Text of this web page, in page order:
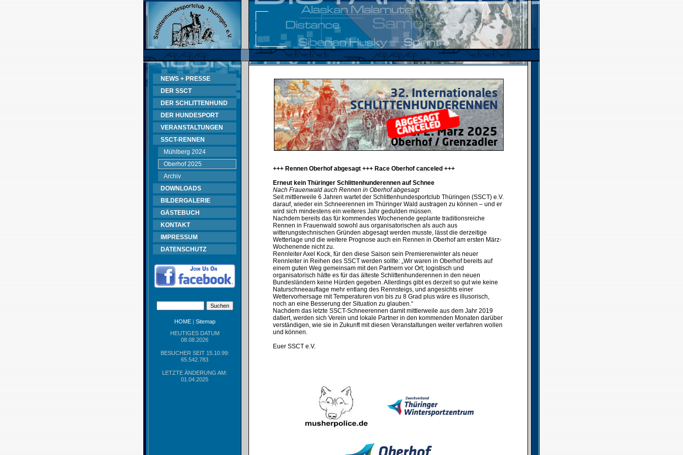
NEWS + PRESSE
DER SSCT
DER SCHLITTENHUND
DER HUNDESPORT
VERANSTALTUNGEN
SSCT-RENNEN
Mühlberg 2024
Oberhof 2025
Archiv
DOWNLOADS
BILDERGALERIE
GÄSTEBUCH
KONTAKT
IMPRESSUM
DATENSCHUTZ
HOME| Sitemap
HEUTIGES DATUM
08.08.2026
BESUCHER SEIT 15.10.99:
65.542.783
LETZTE ÄNDERUNG AM:
01.04.2025
+++ Rennen Oberhof abgesagt +++ Race Oberhof canceled +++
Erneut kein Thüringer Schlittenhunderennen auf Schnee
Nach Frauenwald auch Rennen in Oberhof abgesagt
Seit mittlerweile 6 Jahren wartet der Schlittenhundesportclub Thüringen (SSCT) e.V.
darauf, wieder ein Schneerennen im Thüringer Wald austragen zu können – und er
wird sich mindestens ein weiteres Jahr gedulden müssen.⁣
Nachdem bereits das für kommendes Wochenende geplante traditionsreiche
Rennen in Frauenwald sowohl aus organisatorischen als auch aus
witterungstechnischen Gründen abgesagt werden musste, lässt die derzeitige
Wetterlage und die weitere Prognose auch ein Rennen in Oberhof am ersten März-
Wochenende nicht zu.⁣
Rennleiter Axel Kock, für den diese Saison sein Premierenwinter als neuer
Rennleiter in Reihen des SSCT werden sollte: „Wir waren in Oberhof bereits auf
einem guten Weg gemeinsam mit den Partnern vor Ort; logistisch und
organisatorisch hätte es für das älteste Schlittenhunderennen in den neuen
Bundesländern keine Hürden gegeben. Allerdings gibt es derzeit so gut wie keine
Naturschneeauflage mehr entlang des Rennsteigs, und angesichts einer
Wettervorhersage mit Temperaturen von bis zu 8 Grad plus wäre es illusorisch,
noch an eine Besserung der Situation zu glauben.“⁣
Nachdem das letzte SSCT-Schneerennen damit mittlerweile aus dem Jahr 2019
datiert, werden sich Verein und lokale Partner in den kommenden Monaten darüber
verständigen, wie sie in Zukunft mit diesen Veranstaltungen weiter verfahren wollen
und können.
Euer SSCT e.V.